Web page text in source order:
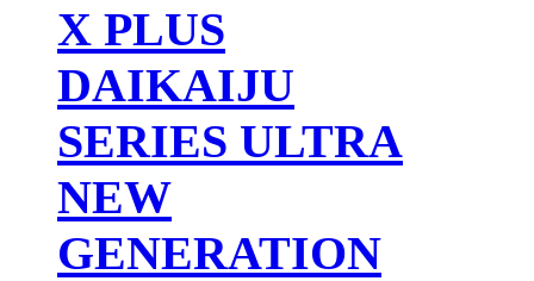
X PLUS
DAIKAIJU
SERIES ULTRA
NEW
GENERATION